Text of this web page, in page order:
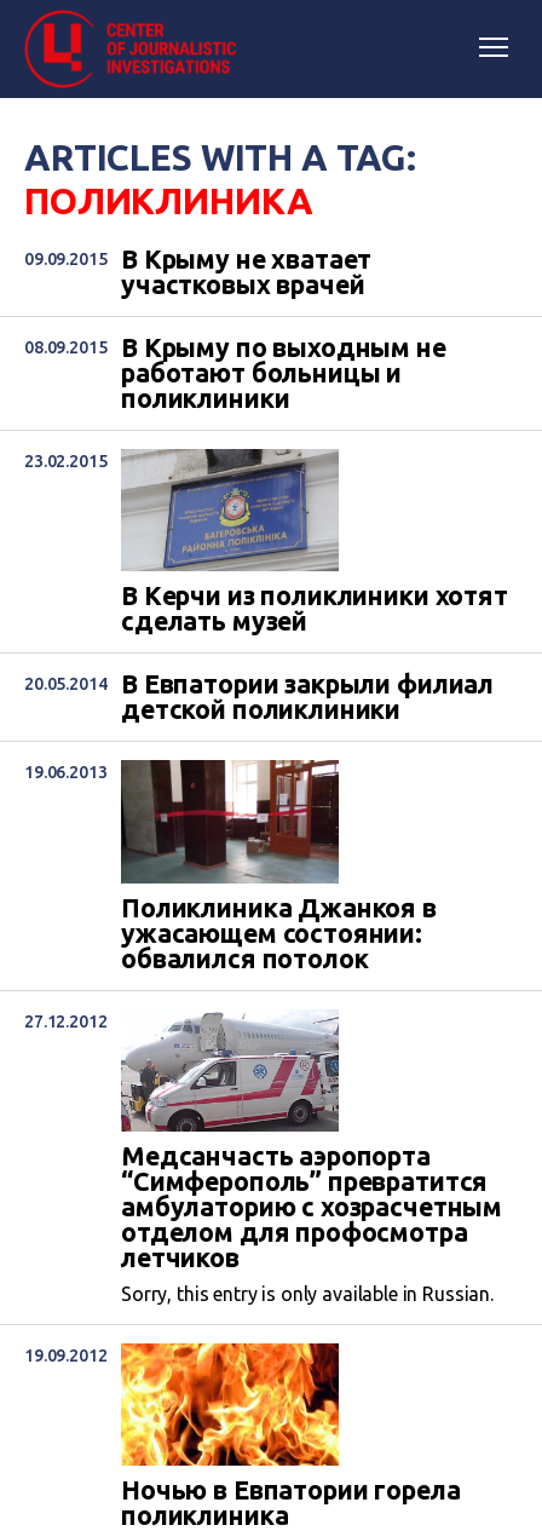
ARTICLES WITH A TAG:
ПОЛИКЛИНИКА
09.09.2015
В Крыму не хватает
участковых врачей
08.09.2015
В Крыму по выходным не
работают больницы и
поликлиники
23.02.2015
В Керчи из поликлиники хотят
сделать музей
20.05.2014
В Евпатории закрыли филиал
детской поликлиники
19.06.2013
Поликлиника Джанкоя в
ужасающем состоянии:
обвалился потолок
27.12.2012
Медсанчасть аэропорта
“Симферополь” превратится
амбулаторию с хозрасчетным
отделом для профосмотра
летчиков
Sorry, this entry is only available in Russian.
19.09.2012
Ночью в Евпатории горела
поликлиника